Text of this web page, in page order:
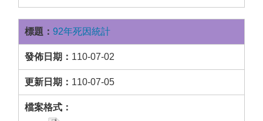
92年死因統計
110-07-02
110-07-05